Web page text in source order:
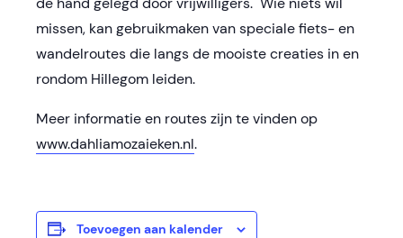
missen, kan gebruikmaken van speciale fiets- en
wandelroutes die langs de mooiste creaties in en
rondom Hillegom leiden.
Meer informatie en routes zijn te vinden op
www.dahliamozaieken.nl.
Toevoegen aan kalender